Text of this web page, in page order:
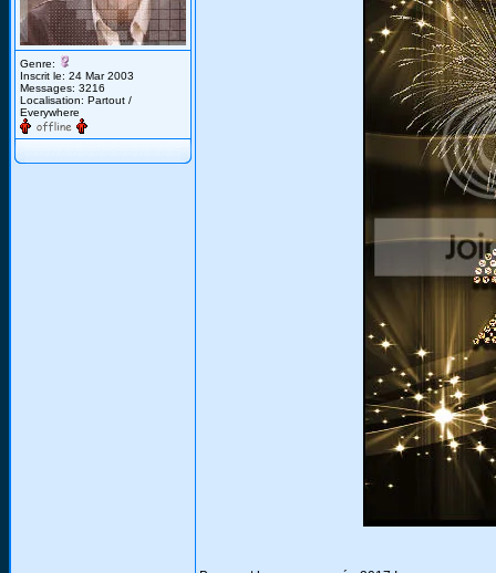
Genre:
Inscrit le: 24 Mar 2003
Messages: 3216
Localisation: Partout /
Everywhere